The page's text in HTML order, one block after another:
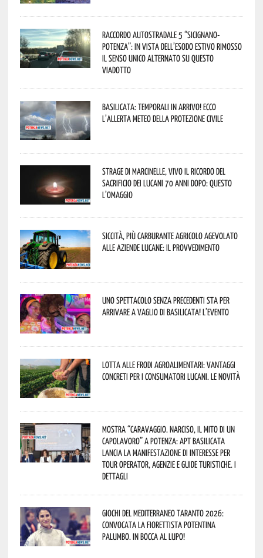
Raccordo Autostradale 5 “Sicignano-
Potenza”: in vista dell’esodo estivo rimosso
il senso unico alternato su questo
viadotto
Basilicata: temporali in arrivo! Ecco
l’allerta meteo della Protezione civile
Strage di Marcinelle, vivo il ricordo del
sacrificio dei lucani 70 anni dopo: questo
l’omaggio
Siccità, più carburante agricolo agevolato
alle aziende lucane: il provvedimento
Uno spettacolo senza precedenti sta per
arrivare a Vaglio di Basilicata! L’evento
Lotta alle frodi agroalimentari: vantaggi
concreti per i consumatori lucani. Le novità
Mostra “Caravaggio. Narciso, il mito di un
capolavoro” a Potenza: APT Basilicata
lancia la manifestazione di interesse per
Tour Operator, Agenzie e Guide Turistiche. I
dettagli
Giochi del Mediterraneo Taranto 2026:
convocata la fiorettista potentina
Palumbo. In bocca al lupo!